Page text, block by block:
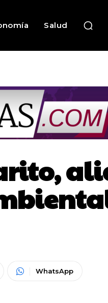
Salud
WhatsApp